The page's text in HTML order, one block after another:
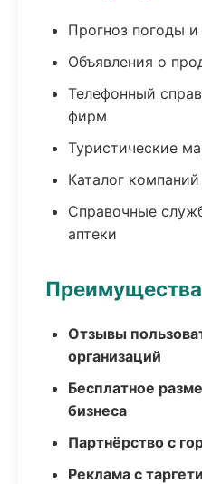
Прогноз погоды и
Объявления о
Телефонный
фирм
Туристические
Каталог
Справочные
аптеки
Отзывы
организаций
Бесплатное
бизнеса
Партнёрство с
Реклама с